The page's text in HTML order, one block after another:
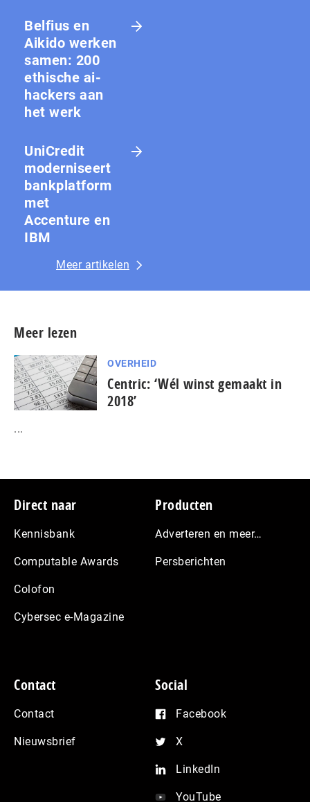
Belfius en
Aikido werken
samen: 200
ethische ai-
hackers aan
het werk
UniCredit
moderniseert
bankplatform
met
Accenture en
IBM
Meer artikelen
Meer lezen
OVERHEID
Centric: ‘Wél winst gemaakt in
2018’
...
Footer
Direct naar
Kennisbank
Computable Awards
Colofon
Cybersec e-Magazine
Producten
Adverteren en meer…
Persberichten
Contact
Contact
Nieuwsbrief
Social
Facebook
X
LinkedIn
YouTube